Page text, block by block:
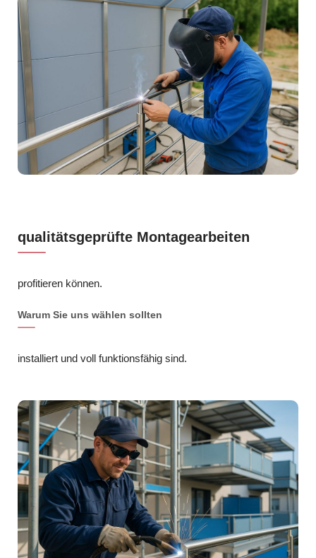
qualitätsgeprüfte Montagearbeiten
profitieren können.
Warum Sie uns wählen sollten
installiert und voll funktionsfähig sind.